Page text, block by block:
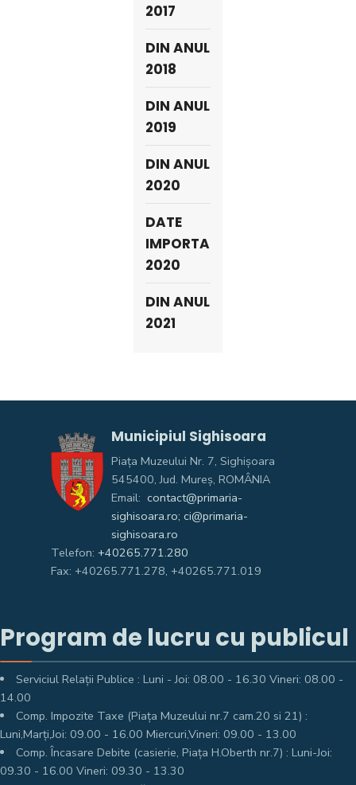
2017
DIN ANUL
2018
DIN ANUL
2019
DIN ANUL
2020
DATE
IMPORTANTE
2020
DIN ANUL
2021
Municipiul Sighisoara
Piața Muzeului Nr. 7, Sighişoara
545400, Jud. Mureş, ROMÂNIA
Email: contact@primaria-
sighisoara.ro; ci@primaria-
sighisoara.ro
Telefon: +40265.771.280
Fax: +40265.771.278, +40265.771.019
Program de lucru cu publicul
Serviciul Relații Publice : Luni - Joi: 08.00 - 16.30 Vineri: 08.00 -
14.00
Comp. Impozite Taxe (Piața Muzeului nr.7 cam.20 si 21) :
Luni,Marți,Joi: 09.00 - 16.00 Miercuri,Vineri: 09.00 - 13.00
Comp. Încasare Debite (casierie, Piața H.Oberth nr.7) : Luni-Joi:
09.30 - 16.00 Vineri: 09.30 - 13.30